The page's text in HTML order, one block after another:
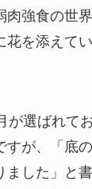
肉強食の世
花を添えて
が選ばれて
すが、「底
ました」と